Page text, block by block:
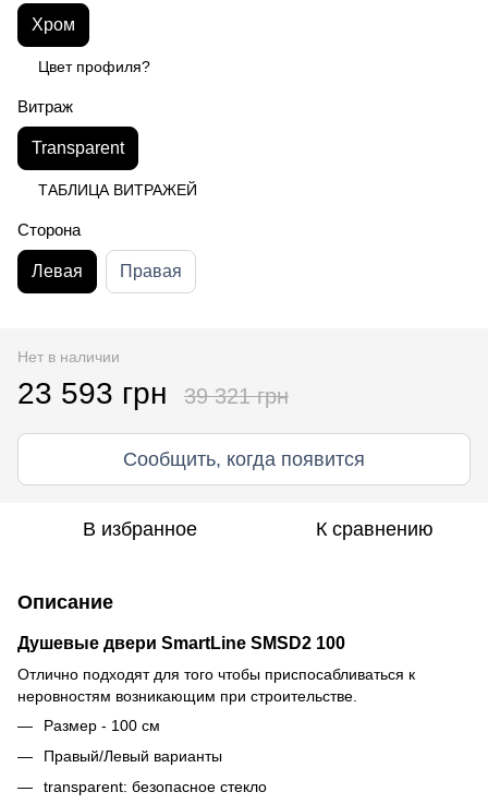
Хром
Цвет профиля?
Витраж
Transparent
ТАБЛИЦА ВИТРАЖЕЙ
Сторона
Левая Правая
Нет в наличии
23 593 грн 39 321 грн
Сообщить, когда появится
В избранное К сравнению
Описание
Душевые двери SmartLine SMSD2 100
Отлично подходят для того чтобы приспосабливаться к
неровностям возникающим при строительстве.
Размер - 100 см
Правый/Левый варианты
transparent: безопасное стекло